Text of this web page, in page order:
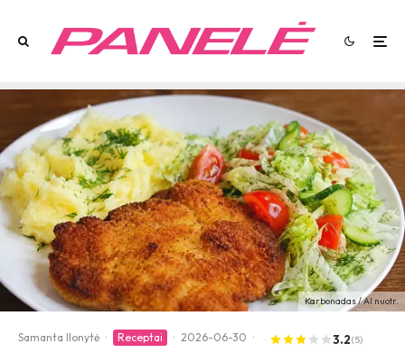
Karbonadas / AI nuotr.
Samanta Ilonytė · Receptai · 2026-06-30 · 3.2(5)